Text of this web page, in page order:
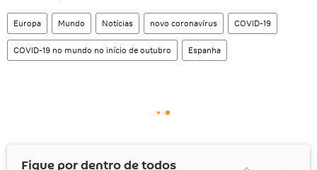
Europa Mundo Notícias novo coronavírus COVID-19
COVID-19 no mundo no início de outubro Espanha
Fique por dentro de todos